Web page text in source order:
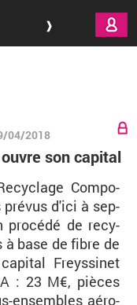
04/2018
son capital
Com­po­
pré­vus d'ici à sep­
pro­cédé de re­cy­
base de fibre de
Freys­si­net
: 23 M€, pièces
en­sembles aé­ro­